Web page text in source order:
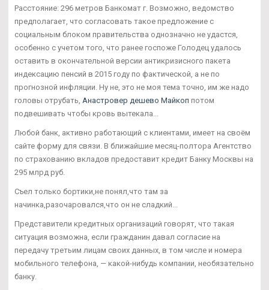
Расстояние: 296 метров Банкомат г. Возможно, ведомство
предполагает, что согласовать такое предложение с
социальным блоком правительства однозначно не удастся,
особенно с учетом того, что ранее госпоже Голодец удалось
оставить в окончательной версии антикризисного пакета
индексацию пенсий в 2015 году по фактической, а не по
прогнозной инфляции. Ну не, это не моя тема точно, им же надо
головы отрубать, Анастровер дешево Майкоп потом
подвешивать чтобы кровь вытекала...
Любой банк, активно работающий с клиентами, имеет на своём
сайте форму для связи. В ближайшие месяц-полтора Агентство
по страхованию вкладов предоставит кредит Банку Москвы на
295 млрд руб.
Съел только бортики,не понял,что там за
начинка,разочаровался,что он не сладкий...
Представители кредитных организаций говорят, что такая
ситуация возможна, если гражданин давал согласие на
передачу третьим лицам своих данных, в том числе и номера
мобильного телефона, — какой-нибудь компании, необязательно
банку.